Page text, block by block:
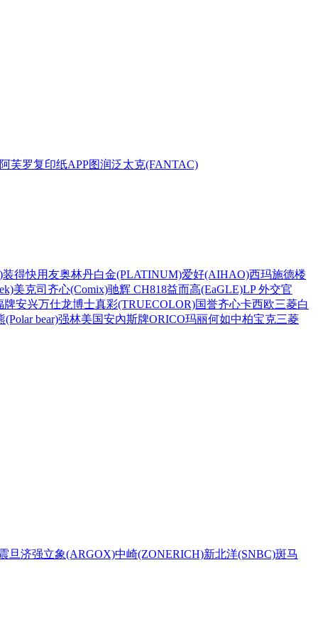
阿芙罗复印纸APP图润泛太克(FANTAC)
装得快用友奥林丹白金(PLATINUM)爱好(AIHAO)西玛施德楼
美克司 齐心(Comix)驰辉 CH818益而高(EaGLE)LP 外交官
牌安兴万仕龙博士真彩(TRUECOLOR)国誉齐心卡西欧三菱白
(Polar bear)强林美国安內斯牌ORICO玛丽何如中柏宝克三菱
旦济强立象(ARGOX)中崎(ZONERICH)新北洋(SNBC)斑马